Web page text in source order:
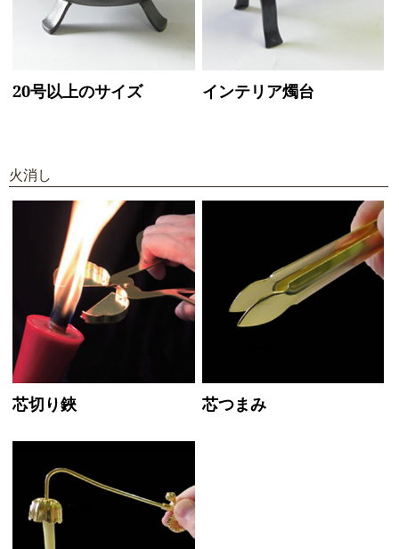
20号以上のサイズ インテリア燭台
火消し
芯切り鋏 芯つまみ